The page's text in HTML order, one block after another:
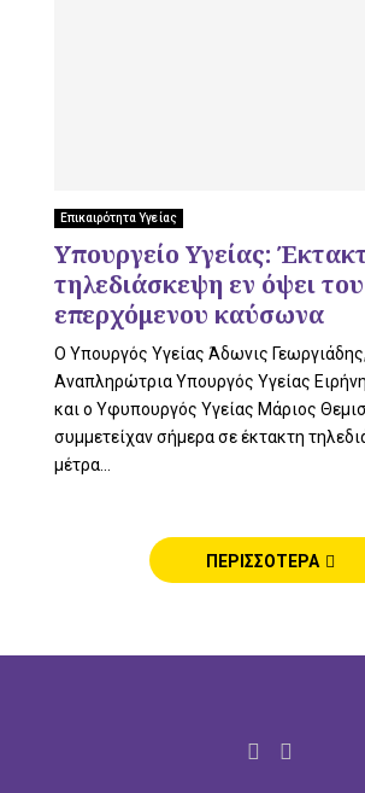
Επικαιρότητα Υγείας
Υπουργείο Υγείας:
τηλεδιάσκεψη εν όψει του
επερχόμενου καύσωνα
Ο Υπουργός Υγείας Άδωνις
Αναπληρώτρια Υπουργός Υγείας
και ο Υφυπουργός Υγείας Μάριος
συμμετείχαν σήμερα σε έκτακτη
μέτρα...
ΠΕΡΙΣΣΟΤΕΡΑ